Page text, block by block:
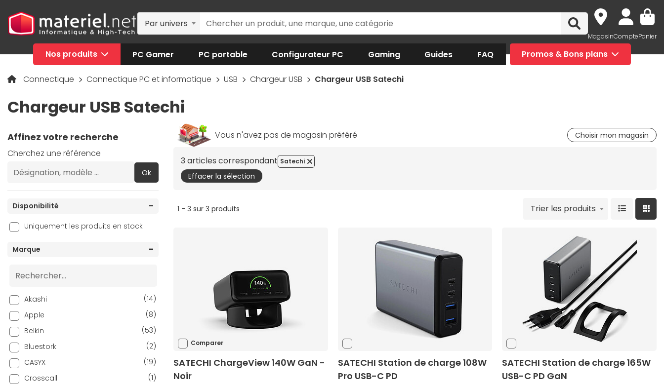
Par univers
MagasinComptePanier
Nos produits PC Gamer PC portable Configurateur PC Gaming Guides FAQ Promos & Bons plans
Connectique Connectique PC et informatique USB Chargeur USB Chargeur USB Satechi
Chargeur USB Satechi
Affinez votre recherche
Cherchez une référence
Ok
Disponibilité
Uniquement les produits en stock
Marque
Akashi
(14)
Apple
(8)
Belkin
(53)
Bluestork
(2)
CASYX
(19)
Crosscall
(1)
Vous n'avez pas de magasin préféré Choisir mon magasin
3 articles correspondant
Effacer la sélection
Satechi
1 - 3 sur 3 produits Trier les produits
Comparer
SATECHI ChargeView 140W GaN -
Noir
SATECHI Station de charge 108W
Pro USB-C PD
SATECHI Station de charge 165W
USB-C PD GaN